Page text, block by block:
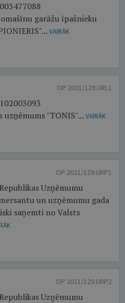
garāžu īpašnieku
VAIRĀK
OP 2021/129.URL1
uzņēmums "TONIS"... VAIRĀK
OP 2021/129.URP1
Uzņēmumu
un uzņēmumu gada
saņemti no Valsts
OP 2021/129.URP2
Uzņēmumu